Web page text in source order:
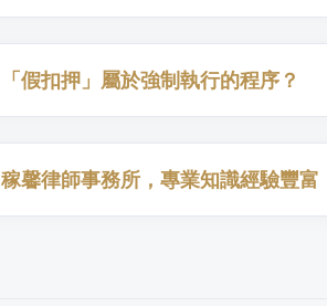
「假扣押」屬於強制執行的程序？
稼馨律師事務所，專業知識經驗豐富